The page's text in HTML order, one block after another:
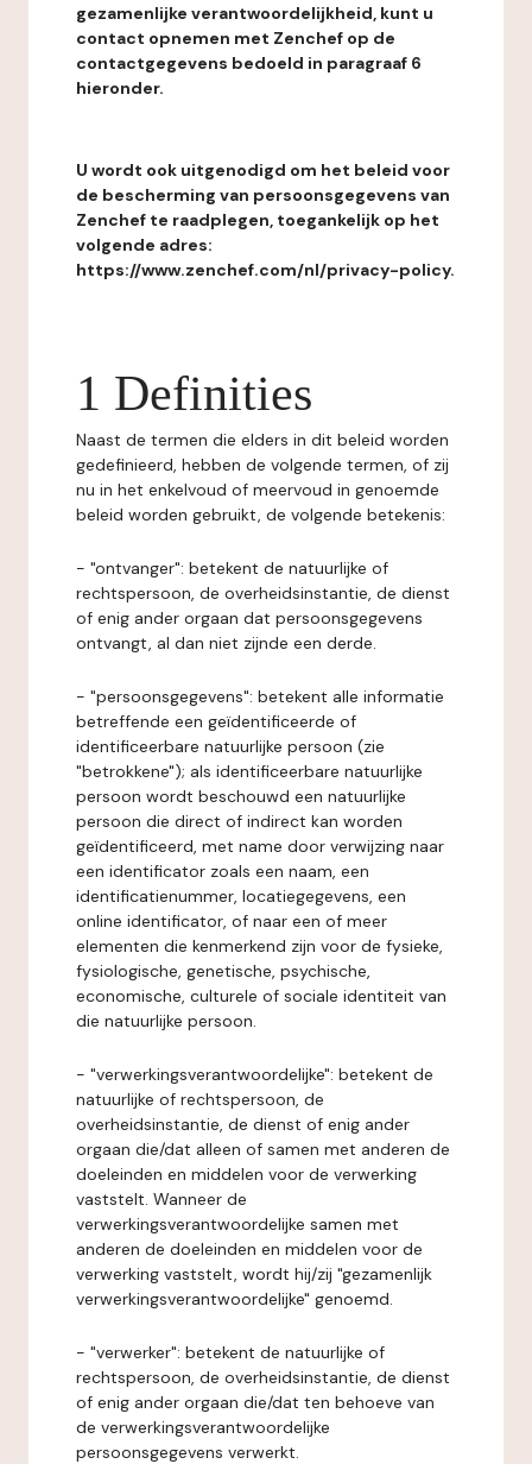
gezamenlijke verantwoordelijkheid, kunt u
contact opnemen met Zenchef op de
contactgegevens bedoeld in paragraaf 6
hieronder.
U wordt ook uitgenodigd om het beleid voor
de bescherming van persoonsgegevens van
Zenchef te raadplegen, toegankelijk op het
volgende adres:
https://www.zenchef.com/nl/privacy-policy.
1 Definities
Naast de termen die elders in dit beleid worden
gedefinieerd, hebben de volgende termen, of zij
nu in het enkelvoud of meervoud in genoemde
beleid worden gebruikt, de volgende betekenis:
- "ontvanger": betekent de natuurlijke of
rechtspersoon, de overheidsinstantie, de dienst
of enig ander orgaan dat persoonsgegevens
ontvangt, al dan niet zijnde een derde.
- "persoonsgegevens": betekent alle informatie
betreffende een geïdentificeerde of
identificeerbare natuurlijke persoon (zie
"betrokkene"); als identificeerbare natuurlijke
persoon wordt beschouwd een natuurlijke
persoon die direct of indirect kan worden
geïdentificeerd, met name door verwijzing naar
een identificator zoals een naam, een
identificatienummer, locatiegegevens, een
online identificator, of naar een of meer
elementen die kenmerkend zijn voor de fysieke,
fysiologische, genetische, psychische,
economische, culturele of sociale identiteit van
die natuurlijke persoon.
- "verwerkingsverantwoordelijke": betekent de
natuurlijke of rechtspersoon, de
overheidsinstantie, de dienst of enig ander
orgaan die/dat alleen of samen met anderen de
doeleinden en middelen voor de verwerking
vaststelt. Wanneer de
verwerkingsverantwoordelijke samen met
anderen de doeleinden en middelen voor de
verwerking vaststelt, wordt hij/zij "gezamenlijk
verwerkingsverantwoordelijke" genoemd.
- "verwerker": betekent de natuurlijke of
rechtspersoon, de overheidsinstantie, de dienst
of enig ander orgaan die/dat ten behoeve van
de verwerkingsverantwoordelijke
persoonsgegevens verwerkt.